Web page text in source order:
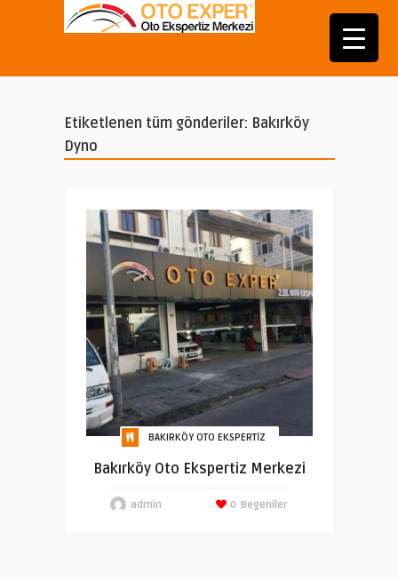
Etiketlenen tüm gönderiler: Bakırköy
Dyno
BAKIRKÖY OTO EKSPERTIZ
Bakırköy Oto Ekspertiz Merkezi
admin Begeniler
0